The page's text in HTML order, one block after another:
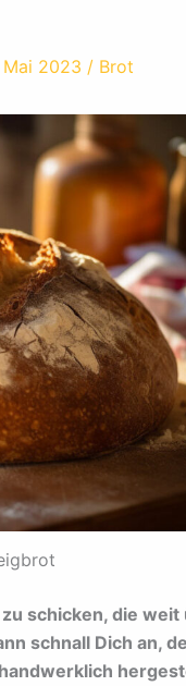
Mai 2023 / Brot
schicken, die weit
schnall Dich an,